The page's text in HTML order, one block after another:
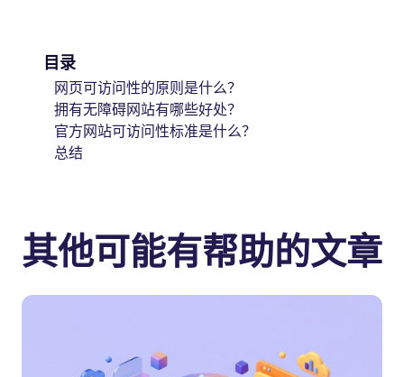
目录
网页可访问性的原则是什么？
拥有无障碍网站有哪些好处？
官方网站可访问性标准是什么？
总结
其他可能有帮助的文章